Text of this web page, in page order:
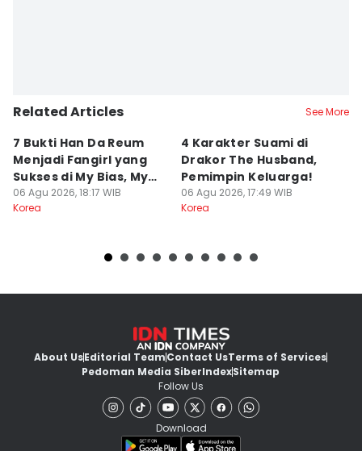
Related Articles See More
7 Bukti Han Da Reum
Menjadi Fangirl yang
Sukses di My Bias, My
Boss
06 Agu 2026, 18:17 WIB
Korea
4 Karakter Suami di
Drakor The Husband,
Pemimpin Keluarga!
06 Agu 2026, 17:49 WIB
Korea
About UsEditorial TeamContact UsTerms of Services
Pedoman Media SiberIndexSitemap
Follow Us
Download